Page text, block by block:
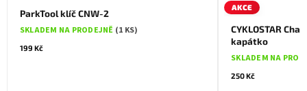
ParkTool klíč CNW-2
SKLADEM NA PRODEJNĚ (1 KS)
199 Kč
AKCE
CYKLOSTAR
kapátko
SKLADEM NA
250 Kč